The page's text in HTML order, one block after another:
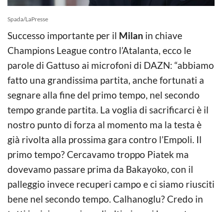
Spada/LaPresse
Successo importante per il Milan in chiave
Champions League contro l’Atalanta, ecco le
parole di Gattuso ai microfoni di DAZN: “abbiamo
fatto una grandissima partita, anche fortunati a
segnare alla fine del primo tempo, nel secondo
tempo grande partita. La voglia di sacrificarci è il
nostro punto di forza al momento ma la testa è
già rivolta alla prossima gara contro l’Empoli. Il
primo tempo? Cercavamo troppo Piatek ma
dovevamo passare prima da Bakayoko, con il
palleggio invece recuperi campo e ci siamo riusciti
bene nel secondo tempo. Calhanoglu? Credo in